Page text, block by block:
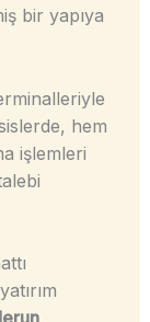
bir yapıya
hem
işlemleri